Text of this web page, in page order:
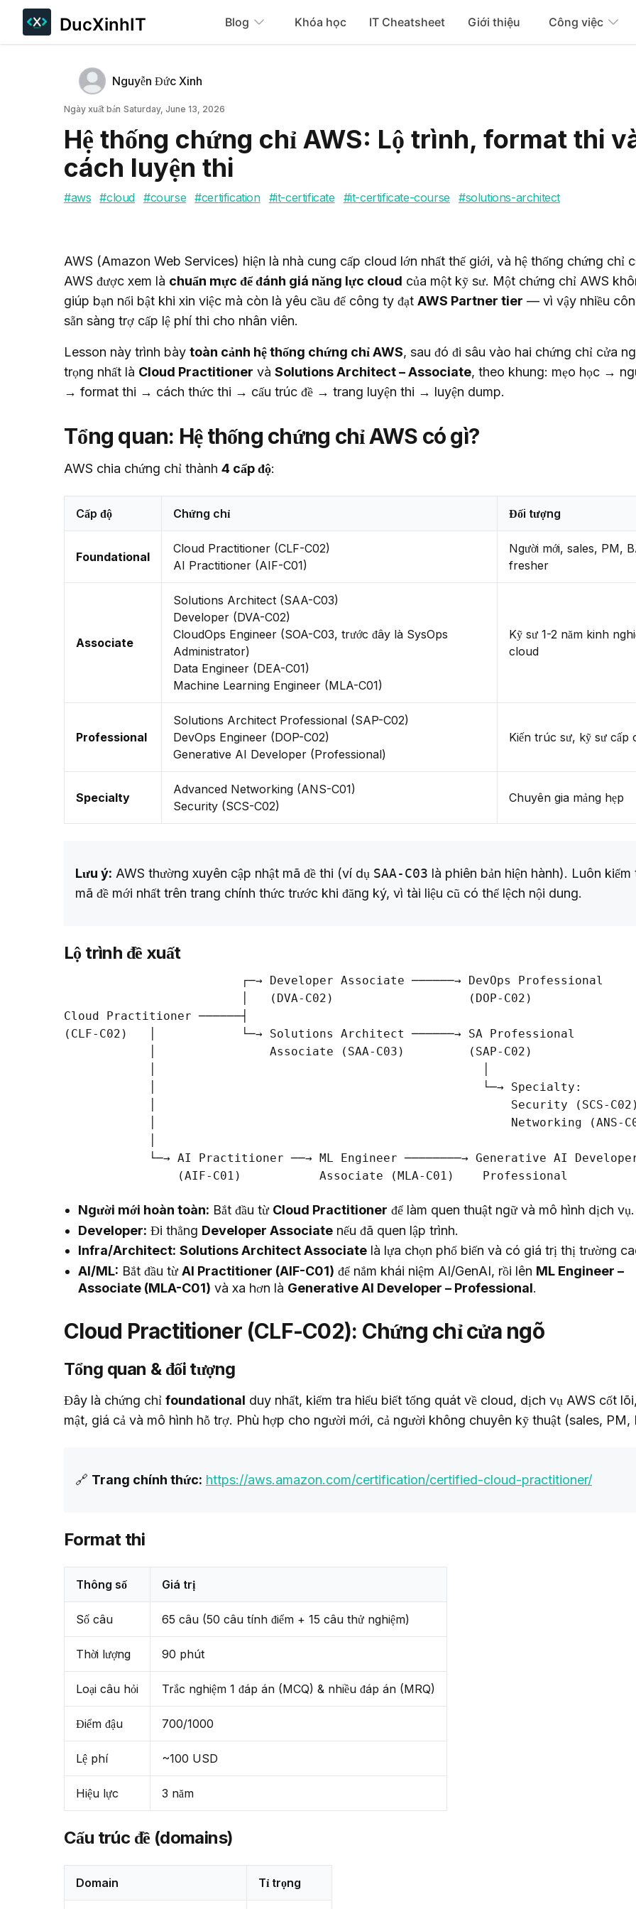
DucXinhIT Blog Khóa học IT Cheatsheet Giới thiệu Công việc
Tác giả Name
Nguyễn Đức Xinh
Ngày xuất bản
Ngày xuất bản Saturday, June 13, 2026
Hệ thống chứng chỉ AWS: Lộ trình, format thi
cách luyện thi
#aws #cloud #course #certification #it-certificate #it-certificate-course #solutions-architect
AWS (Amazon Web Services) hiện là nhà cung cấp cloud lớn nhất thế giới, và hệ thống chứng chỉ
AWS được xem là chuẩn mực để đánh giá năng lực cloud của một kỹ sư. Một chứng chỉ AWS
giúp bạn nổi bật khi xin việc mà còn là yêu cầu để công ty đạt AWS Partner tier — vì vậy nhiều
sẵn sàng trợ cấp lệ phí thi cho nhân viên.
Lesson này trình bày toàn cảnh hệ thống chứng chỉ AWS, sau đó đi sâu vào hai chứng chỉ cửa
trọng nhất là Cloud Practitioner và Solutions Architect – Associate, theo khung: mẹo học →
→ format thi → cách thức thi → cấu trúc đề → trang luyện thi → luyện dump.
Tổng quan: Hệ thống chứng chỉ AWS có gì?
AWS chia chứng chỉ thành 4 cấp độ:
Cấp độ Chứng chỉ Đối tượng
Foundational
Cloud Practitioner (CLF-C02)
AI Practitioner (AIF-C01)
Người mới, sales, PM,
fresher
Associate
Solutions Architect (SAA-C03)
Developer (DVA-C02)
CloudOps Engineer (SOA-C03, trước đây là SysOps
Administrator)
Data Engineer (DEA-C01)
Machine Learning Engineer (MLA-C01)
Kỹ sư 1-2 năm kinh
cloud
Professional
Solutions Architect Professional (SAP-C02)
DevOps Engineer (DOP-C02)
Generative AI Developer (Professional)
Kiến trúc sư, kỹ sư cấp
Specialty
Advanced Networking (ANS-C01)
Security (SCS-C02)
Chuyên gia mảng hẹp
Lưu ý: AWS thường xuyên cập nhật mã đề thi (ví dụ SAA-C03 là phiên bản hiện hành). Luôn kiểm
mã đề mới nhất trên trang chính thức trước khi đăng ký, vì tài liệu cũ có thể lệch nội dung.
Lộ trình đề xuất
                         ┌─→ Developer Associate ──────→ DevOps Professional
                         │   (DVA-C02)                   (DOP-C02)
Cloud Practitioner ──────┤
(CLF-C02)   │            └─→ Solutions Architect ──────→ SA Professional
            │                Associate (SAA-C03)         (SAP-C02)
            │                                              └─→ Specialty:
            │                                                  Security (SCS-C02)
│                                                  Networking (ANS-
└─→ AI Practitioner ──→ ML Engineer ────────→ Generative AI
Người mới hoàn toàn: Bắt đầu từ Cloud Practitioner để làm quen thuật ngữ và mô hình dịch vụ.
Developer: Đi thẳng Developer Associate nếu đã quen lập trình.
Infra/Architect: Solutions Architect Associate là lựa chọn phổ biến và có giá trị thị trường
AI/ML: Bắt đầu từAI Practitioner (AIF-C01) để nắm khái niệm AI/GenAI, rồi lên ML Engineer –
Associate (MLA-C01) và xa hơn là Generative AI Developer – Professional.
Cloud Practitioner (CLF-C02): Chứng chỉ cửa ngõ
Tổng quan & đối tượng
Đây là chứng chỉ foundational duy nhất, kiểm tra hiểu biết tổng quát về cloud, dịch vụ AWS cốt
mật, giá cả và mô hình hỗ trợ. Phù hợp cho người mới, cả người không chuyên kỹ thuật (sales, PM,
🔗 Trang chính thức: https://aws.amazon.com/certification/certified-cloud-practitioner/
Format thi
Thông số Giá trị
Số câu 65 câu (50 câu tính điểm + 15 câu thử nghiệm)
Thời lượng 90 phút
Loại câu hỏi Trắc nghiệm 1 đáp án (MCQ) & nhiều đáp án (MRQ)
Điểm đậu 700/1000
Lệ phí ~100 USD
Hiệu lực 3 năm
Cấu trúc đề (domains)
Domain Tỉ trọng